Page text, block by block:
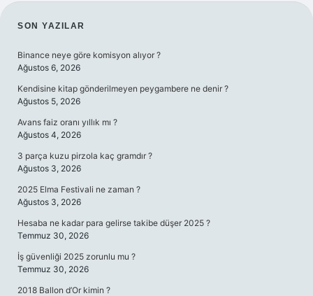
SIDEBAR
SON YAZILAR
Binance neye göre komisyon alıyor ?
Ağustos 6, 2026
Kendisine kitap gönderilmeyen peygambere ne denir ?
Ağustos 5, 2026
Avans faiz oranı yıllık mı ?
Ağustos 4, 2026
3 parça kuzu pirzola kaç gramdır ?
Ağustos 3, 2026
2025 Elma Festivali ne zaman ?
Ağustos 3, 2026
Hesaba ne kadar para gelirse takibe düşer 2025 ?
Temmuz 30, 2026
İş güvenliği 2025 zorunlu mu ?
Temmuz 30, 2026
2018 Ballon d’Or kimin ?